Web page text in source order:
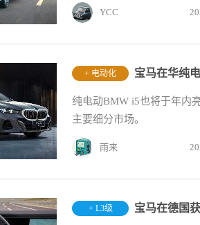
YCC
+ 电动化
纯电动BMW i5也将于年内
主要细分市场。
雨来
+ L3级